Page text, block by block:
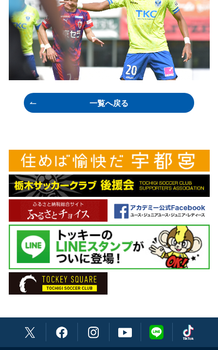
一覧へ戻る